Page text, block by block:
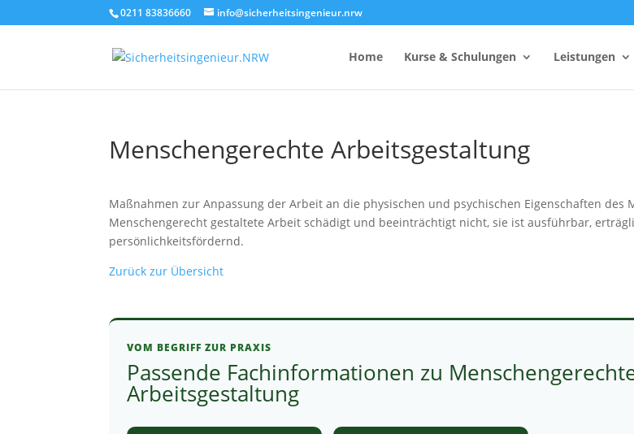
0211 83836660 info@sicherheitsingenieur.nrw
Home Kurse & Schulungen Leistungen
Anzahl Brandschutzhelfer
Feuerlöscher-Rechner
Kosten eines Brandschutzkonzepts
Anzahl
Einsatzzeitenrechner
Vorschrift 2
Menschengerechte Arbeitsgestaltung
Maßnahmen zur Anpassung der Arbeit an die physischen und psychischen Eigenschaften des
Menschengerecht gestaltete Arbeit schädigt und beeinträchtigt nicht, sie ist ausführbar,
persönlichkeitsfördernd.
Zurück zur Übersicht
VOM BEGRIFF ZUR PRAXIS
Passende Fachinformationen zu
Arbeitsgestaltung